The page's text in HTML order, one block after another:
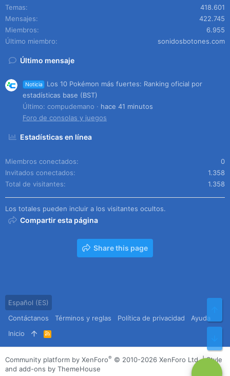
Temas
418.601
Mensajes
422.745
Miembros
6.955
Último miembro
sonidosbotones.com
Último mensaje
Noticia
Los 10 Pokémon más fuertes: Ranking oficial por
estadísticas base (BST)
Último: compudemano
hace 41 minutos
Foro de consolas y juegos
Estadísticas en línea
Miembros conectados
0
Invitados conectados
1.358
Total de visitantes
1.358
Los totales pueden incluir a los visitantes ocultos.
Compartir esta página
Share this page
Español (ES)
Contáctanos
Términos y reglas Política de privacidad
Ayuda
Inicio
R
S
S
Community platform by XenForo® © 2010-2026 XenForo Ltd. |Style
and add-ons by ThemeHouse